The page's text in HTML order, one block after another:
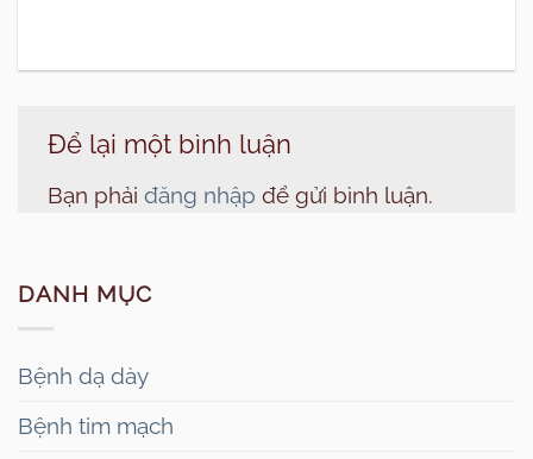
Để lại một bình luận
Bạn phải đăng nhập để gửi bình luận.
DANH MỤC
Bệnh dạ dày
Bệnh tim mạch